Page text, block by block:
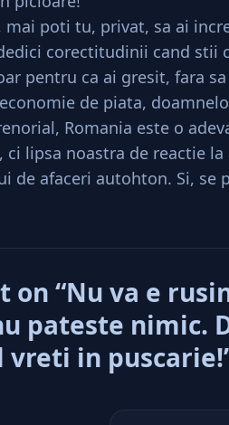
poti tu, privat, sa ai
corectitudinii cand stii
pentru ca ai gresit, fara
de piata,
Romania este o
ci lipsa noastra de reactie
de afaceri autohton. Si, se
on “Nu va e
pateste nimic.
vreti in